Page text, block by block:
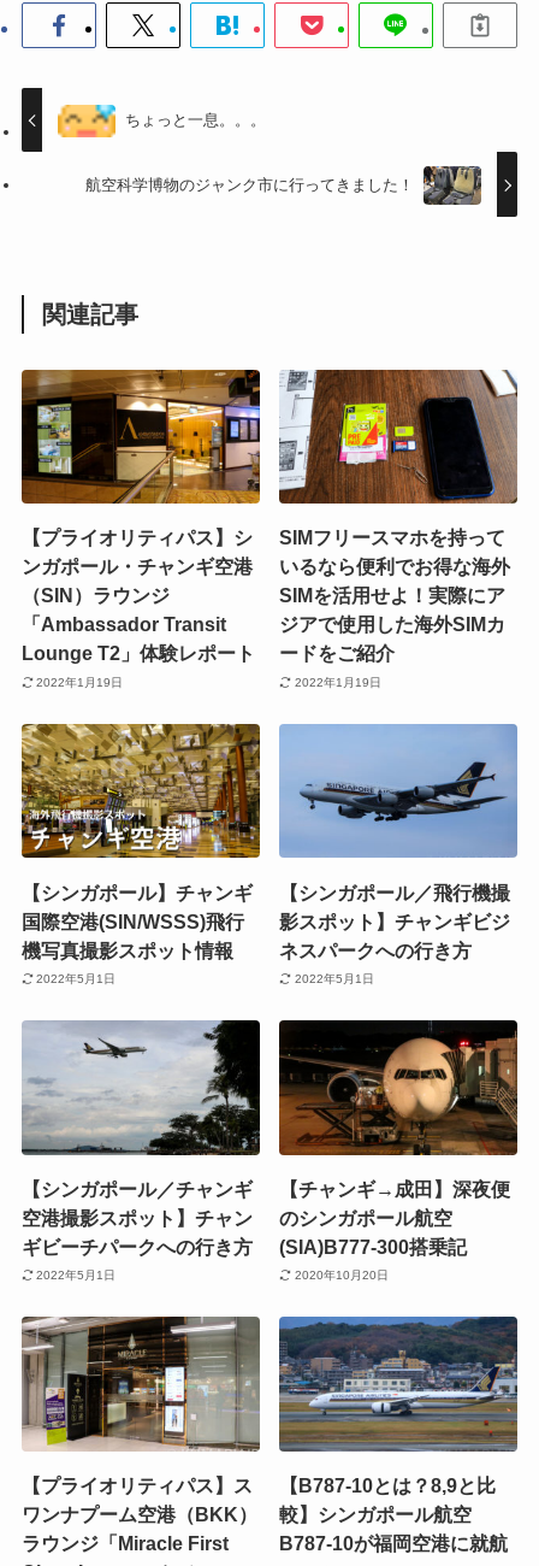
ちょっと一息。。。
航空科学博物のジャンク市に行ってきました！
関連記事
【プライオリティパス】シ
ンガポール・チャンギ空港
（SIN）ラウンジ
「Ambassador Transit
Lounge T2」体験レポート
2022年1月19日
SIMフリースマホを持って
いるなら便利でお得な海外
SIMを活用せよ！実際にア
ジアで使用した海外SIMカ
ードをご紹介
2022年1月19日
【シンガポール】チャンギ
国際空港(SIN/WSSS)飛行
機写真撮影スポット情報
2022年5月1日
【シンガポール／飛行機撮
影スポット】チャンギビジ
ネスパークへの行き方
2022年5月1日
【シンガポール／チャンギ
空港撮影スポット】チャン
ギビーチパークへの行き方
2022年5月1日
【チャンギ→成田】深夜便
のシンガポール航空
(SIA)B777-300搭乗記
2020年10月20日
【プライオリティパス】ス
ワンナプーム空港（BKK）
ラウンジ「Miracle First
【B787-10とは？8,9と比
較】シンガポール航空
B787-10が福岡空港に就航